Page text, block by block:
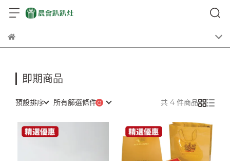
即期商品
預設排序 所有篩選條件 共 4 件商品